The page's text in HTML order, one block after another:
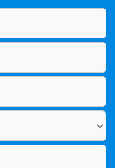
televisivos,
producción de
radiales,
aprenden